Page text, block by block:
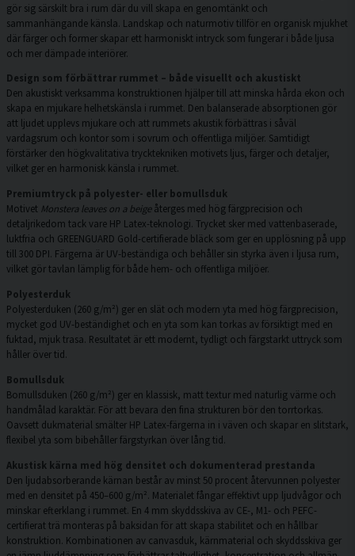
gör sig särskilt bra i rum där du vill skapa en genomtänkt och
sammanhängande känsla. Landskap och naturmotiv tillför en organisk mjukhet
där färger och former skapar ett harmoniskt intryck som fungerar i både ljusa
och mer dämpade interiörer.
Design som förbättrar rummet – både visuellt och akustiskt
Den akustiskt verksamma konstruktionen hjälper till att minska hårda ekon och
skapa en mjukare helhetskänsla i rummet. Den balanserade absorptionen gör
att ljudet upplevs mjukare och att rummets akustik förbättras i såväl
vardagsrum och kontor som i sovrum och offentliga miljöer. Samtidigt
förstärker den högkvalitativa trycktekniken motivets ljus, färger och detaljer,
vilket ger en harmonisk känsla i rummet.
Premiumtryck på polyester- eller bomullsduk
Motivet Monstera leaves on a beigeåterges med hög färgprecision och
detaljrikedom tack vare HP Latex-teknologi. Trycket sker med vattenbaserade,
luktfria och GREENGUARD Gold-certifierade bläck som ger en upplösning på upp
till 300 DPI. Färgerna är UV-beständiga och behåller sin styrka även i ljusa rum,
vilket gör tavlan lämplig för både hem- och offentliga miljöer.
Polyesterduk
Polyesterduken (260 g/m²) ger en slät och modern yta med hög färgprecision,
mycket god UV-beständighet och en yta som kan torkas av försiktigt med en
fuktad, mjuk trasa. Resultatet är ett modernt, tydligt och färgstarkt uttryck som
håller över tid.
Bomullsduk
Bomullsduken (260 g/m²) ger en klassisk, matt textur med naturlig värme och
handmålad karaktär. För att bevara den fina strukturen bör den torrtorkas.
Oavsett dukmaterial smälter HP Latex-färgerna in i väven och skapar en slitstark,
flexibel yta som bibehåller färgstyrkan över lång tid.
Akustisk kärna med hög densitet och dokumenterad prestanda
Den ljudabsorberande kärnan består av minst 50 procent återvunnen polyester
med en densitet på 450–600 g/m². Materialet fångar effektivt upp ljudvågor och
minskar efterklang i rummet. En 4 mm skyddsskiva av CE-, M1- och PEFC-
certifierat trä monteras på baksidan för att skapa stabilitet och en hållbar
konstruktion. Kombinationen av canvasduk, kärnmaterial och skyddsskiva ger